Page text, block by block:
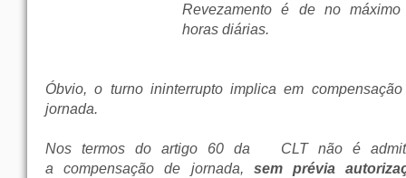
Revezamento é de no
horas diárias.
Óbvio, o turno ininterrupto implica em
jornada.
Nos termos do artigo 60 da CLT não é
a compensação de jornada, sem prévia